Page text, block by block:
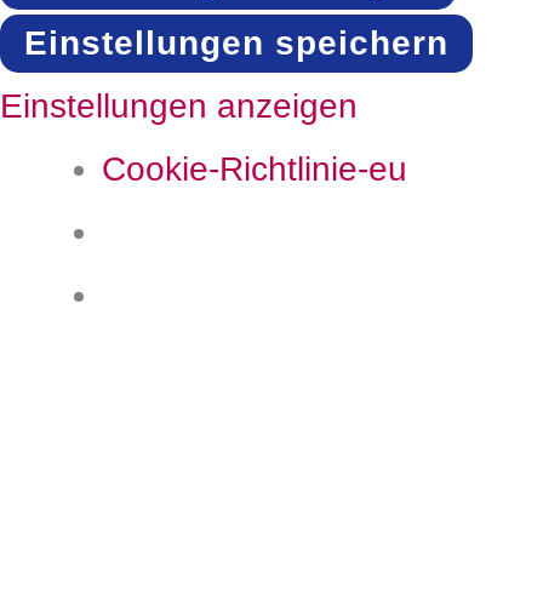
Einstellungen speichern
Einstellungen anzeigen
Cookie-Richtlinie-eu